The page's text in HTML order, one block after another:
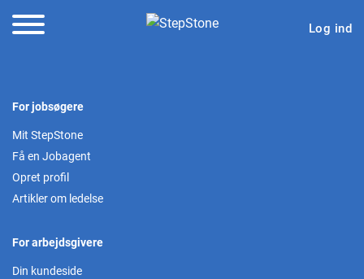
Log ind
For jobsøgere
Mit StepStone
Få en Jobagent
Opret profil
Artikler om ledelse
For arbejdsgivere
Din kundeside